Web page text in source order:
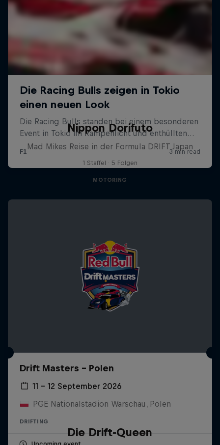
Nippon Dorifuto
Mad Mikes Reise in der Formula DRIFT Japan
1 Staffel · 5 Folgen
MOTORING
Drift Masters – Polen
11 – 12 September 2026
PGE Nationalstadion Warschau, Polen
DRIFTING
Upcoming event
Die Drift-Queen